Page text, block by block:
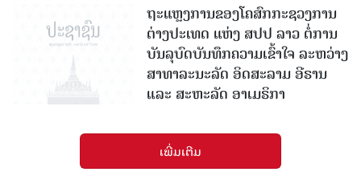
ຖະແຫຼງການຂອງໂຄສົກກະຊວງການ
ຕ່າງປະເທດ ແຫ່ງ ສປປ ລາວ ຕໍ່ການ
ບັນລຸບົດບັນທຶກຄວາມເຂົ້າໃຈ ລະຫວ່າງ
ສາທາລະນະລັດ ອິດສະລາມ ອີຣານ
ແລະ ສະຫະລັດ ອາເມຣິກາ
ເພີ່ມເຕີມ